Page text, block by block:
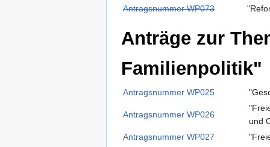
Antragsnummer WP073
Anträge zur
Familienpolitik"
Antragsnummer WP025
Antragsnummer WP026
und
Antragsnummer WP027